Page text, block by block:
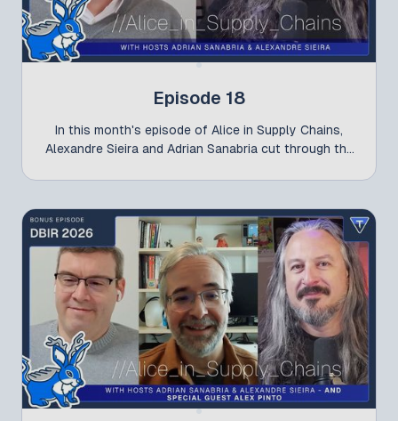
episode offers valuable insights into the challenges
shaping cyber risk management today.
Episode 18
In this month's episode of Alice in Supply Chains,
Alexandre Sieira and Adrian Sanabria cut through the
claims: old, unpatched systems and forgotten
assets. They also examine the growing dispute
between Microsoft and security researchers, npm's
new package provenance features as a partial
defense against supply chain attacks, and the
broader European push for digital sovereignty.